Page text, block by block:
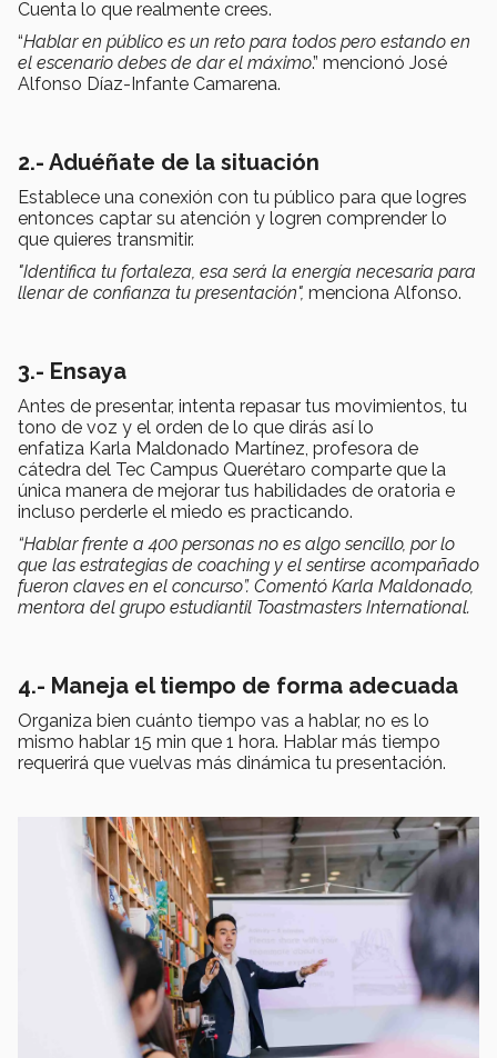
Cuenta lo que realmente crees.
“Hablar en público es un reto para todos pero estando en
el escenario debes de dar el máximo.” mencionó José
Alfonso Díaz-Infante Camarena.
2.- Aduéñate de la situación
Establece una conexión con tu público para que logres
entonces captar su atención y logren comprender lo
que quieres transmitir.
"Identifica tu fortaleza, esa será la energía necesaria para
llenar de confianza tu presentación", menciona Alfonso.
3.- Ensaya
Antes de presentar, intenta repasar tus movimientos, tu
tono de voz y el orden de lo que dirás así lo
enfatiza Karla Maldonado Martínez, profesora de
cátedra del Tec Campus Querétaro comparte que la
única manera de mejorar tus habilidades de oratoria e
incluso perderle el miedo es practicando.
“Hablar frente a 400 personas no es algo sencillo, por lo
que las estrategias de coaching y el sentirse acompañado
fueron claves en el concurso”. Comentó Karla Maldonado,
mentora del grupo estudiantil Toastmasters International.
4.- Maneja el tiempo de forma adecuada
Organiza bien cuánto tiempo vas a hablar, no es lo
mismo hablar 15 min que 1 hora. Hablar más tiempo
requerirá que vuelvas más dinámica tu presentación.